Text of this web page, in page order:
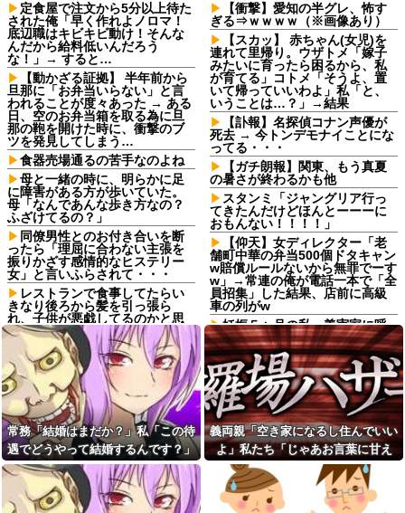
定食屋で注文から5分以上待た
された俺「早く作れよノロマ！
底辺職はキビキビ動け！そんな
んだから給料低いんだろう
な！」→ すると…
【動かざる証拠】 半年前から
旦那に「お弁当いらない」と言
われることが度々あった → ある
日、空のお弁当箱を取る為に旦
那の鞄を開けた時に、衝撃のブ
ツを発見してしまう…
食器売場通るの苦手なのよね
母と一緒の時に、明らかに足
に障害がある方が歩いていた。
母「なんであんな歩き方なの？
ふざけてるの？」
同僚男性とのお付き合いを断
ったら「理屈に合わない主張を
振りかざす感情的なヒステリー
女」と言いふらされて・・・
レストランで食事してたらい
きなり後ろから髪を引っ張ら
れ、子供が悪戯してるのかと思
い注意しようと振り向こうとし
たら耳元でハサミの音がした！...
姉は馬鹿。初めて外走ってガ
ソスタに給油に行った時に車体
やガラスにガソリンかけるレベ
ルの馬鹿
私には車いすの友人がいるん
だけど、無給で尽くすことに疲
れてしまった。自分のええかっ
こしいで、自分が潰れそう
妻の実家の前を通ると庭に大
きな穴が。びっくりして近寄る
と穴の中に嫁がいて...
【衝撃】愛知の半グレ、怖す
ぎる⇒ｗｗｗｗ（※画像あり）
【スカッ】 赤ちゃん(女児)を
連れて里帰り。ウザトメ「嫁子
みたいに育ったら困るから、私
が育てる」コトメ「そうよ、置
いて帰っていいわよ」私「と、
いうことは…？」→結果
【訃報】名探偵コナン声優が
死去 → 今トンデモナイことにな
ってる・・・
【ガチ朗報】関東、もう真夏
の暑さが終わるかも他
スタンミ「ジャングリア行っ
てきたんだけどほんとーーーに
おもんない！！！！」
【仰天】女ディレクター「老
舗町中華の弁当500個ドタキャン
w賠償ルールないから無罪でーす
w」→常連の俺が電話一本で「全
員招集」した結果、店前に高級
車の列がw
妊娠５ヶ月の私、義実家に呼
ばれて行ってきた。治療を経て
妊娠５ヶ月になった義妹を引き
合いに出され、トメから放たれ
た「耳を疑う理不尽すぎる一
言」に愕然←妊娠時期の操作と
か超能力者かよ
日頃から「泥棒の9割は韓国
人」と嫌韓発言を繰り返すト
メ！冬ソナにハマり私のヨン様
グッズを勝手に持ち出したの
で、トメ自身の「あの自論」で
撃退したったｗｗ←矛盾だらけ
のトメにブーメラン刺さりまく
常務「結婚はまだか？」私「この待
遇でどうやって結婚するんです？」
→飲み会で本音を返したら場が静ま
り返って…
義両親「空き家になるし住んでいい
よ」私たち「じゃあお言葉に甘え
て…」→引っ越した途端、予想外の
出来事が待っていて…